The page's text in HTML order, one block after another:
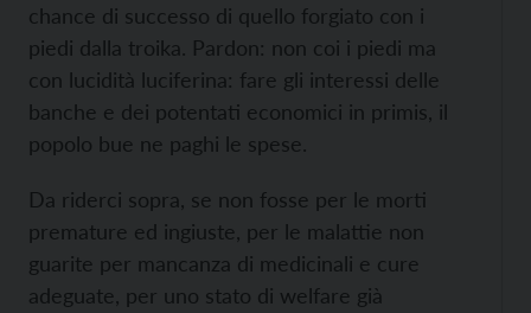
chance di successo di quello forgiato con i
piedi dalla troika. Pardon: non coi i piedi ma
con lucidità luciferina: fare gli interessi delle
banche e dei potentati economici in primis, il
popolo bue ne paghi le spese.
Da riderci sopra, se non fosse per le morti
premature ed ingiuste, per le malattie non
guarite per mancanza di medicinali e cure
adeguate, per uno stato di welfare già